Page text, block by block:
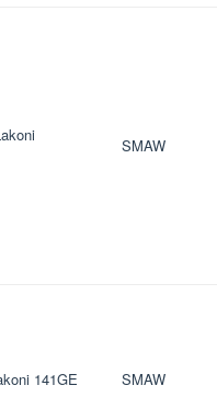
SMAW
141GE SMAW